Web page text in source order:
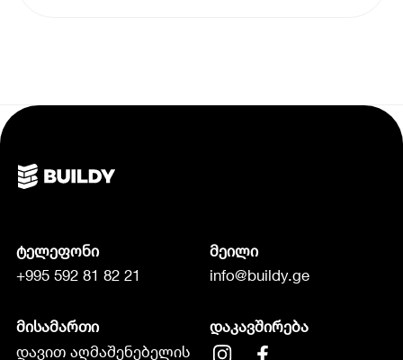
ტელეფონი
+995 592 81 82 21
მეილი
info@buildy.ge
მისამართი
დავით აღმაშენებელის
დაკავშირება